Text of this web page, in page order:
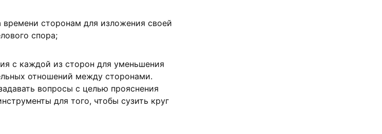
времени сторонам для изложения своей
спора;
с каждой из сторон для уменьшения
отношений между сторонами.
вопросы с целью прояснения
для того, чтобы сузить круг